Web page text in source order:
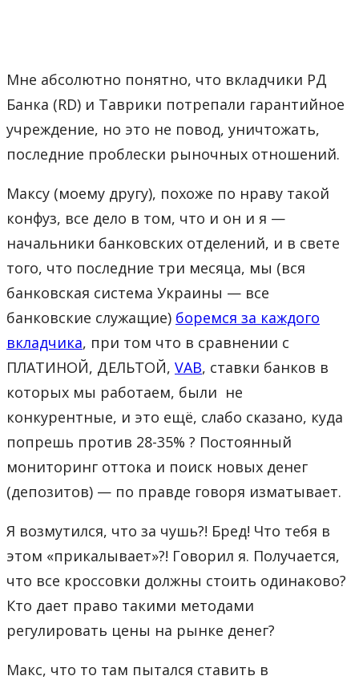
Мне абсолютно понятно, что вкладчики РД
Банка (RD) и Таврики потрепали гарантийное
учреждение, но это не повод, уничтожать,
последние проблески рыночных отношений.
Максу (моему другу), похоже по нраву такой
конфуз, все дело в том, что и он и я —
начальники банковских отделений, и в свете
того, что последние три месяца, мы (вся
банковская система Украины — все
банковские служащие) боремся за каждого
вкладчика, при том что в сравнении с
ПЛАТИНОЙ, ДЕЛЬТОЙ, VAB, ставки банков в
которых мы работаем, были не
конкурентные, и это ещё, слабо сказано, куда
попрешь против 28-35% ? Постоянный
мониторинг оттока и поиск новых денег
(депозитов) — по правде говоря изматывает.
Я возмутился, что за чушь?! Бред! Что тебя в
этом «прикалывает»?! Говорил я. Получается,
что все кроссовки должны стоить одинаково?
Кто дает право такими методами
регулировать цены на рынке денег?
Макс, что то там пытался ставить в